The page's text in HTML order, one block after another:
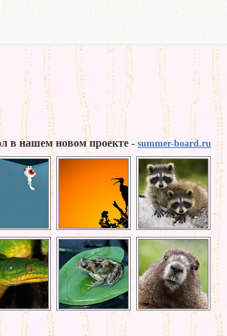
в нашем новом проекте - summer-board.ru